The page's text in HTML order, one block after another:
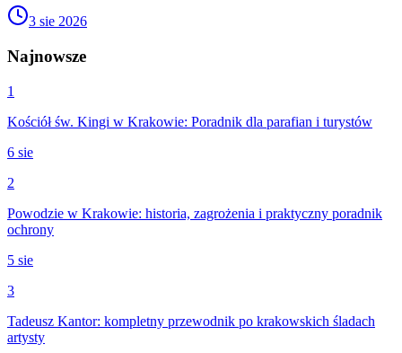
3 sie 2026
Najnowsze
1
Kościół św. Kingi w Krakowie: Poradnik dla parafian i turystów
6 sie
2
Powodzie w Krakowie: historia, zagrożenia i praktyczny poradnik
ochrony
5 sie
3
Tadeusz Kantor: kompletny przewodnik po krakowskich śladach
artysty